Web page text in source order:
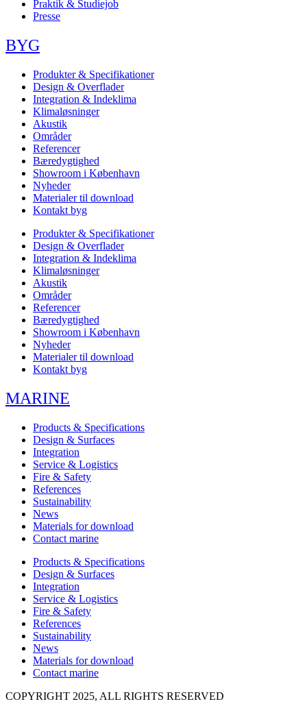
Praktik & Studiejob
Presse
BYG
Produkter & Specifikationer
Design & Overflader
Integration & Indeklima
Klimaløsninger
Akustik
Områder
Referencer
Bæredygtighed
Showroom i København
Nyheder
Materialer til download
Kontakt byg
Produkter & Specifikationer
Design & Overflader
Integration & Indeklima
Klimaløsninger
Akustik
Områder
Referencer
Bæredygtighed
Showroom i København
Nyheder
Materialer til download
Kontakt byg
MARINE
Products & Specifications
Design & Surfaces
Integration
Service & Logistics
Fire & Safety
References
Sustainability
News
Materials for download
Contact marine
Products & Specifications
Design & Surfaces
Integration
Service & Logistics
Fire & Safety
References
Sustainability
News
Materials for download
Contact marine
COPYRIGHT 2025, ALL RIGHTS RESERVED